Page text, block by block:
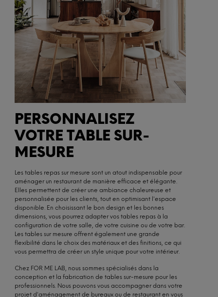
PERSONNALISEZ
VOTRE TABLE SUR-
MESURE
Les tables repas sur mesure sont un atout indispensable pour
aménager un restaurant de manière efficace et élégante.
Elles permettent de créer une ambiance chaleureuse et
personnalisée pour les clients, tout en optimisant l'espace
disponible. En choisissant le bon design et les bonnes
dimensions, vous pourrez adapter vos tables repas à la
configuration de votre salle, de votre cuisine ou de votre bar.
Les tables sur mesure offrent également une grande
flexibilité dans le choix des matériaux et des finitions, ce qui
vous permettra de créer un style unique pour votre intérieur.
Chez FOR ME LAB, nous sommes spécialisés dans la
conception et la fabrication de tables sur-mesure pour les
professionnels. Nous pouvons vous accompagner dans votre
projet d'aménagement de bureaux ou de restaurant en vous